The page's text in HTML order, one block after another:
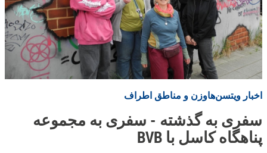
اخبار ویتسن‌هاوزن و مناطق اطراف
سفری به گذشته - سفری به مجموعه
پناهگاه کاسل با BVB